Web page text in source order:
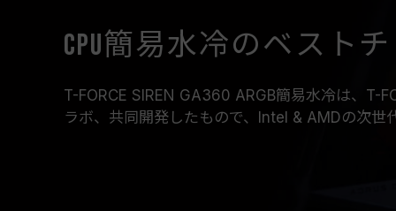
CPU簡易水冷のベスト
T-FORCE SIREN GA360 ARGB簡易水冷は、T-
ラボ、共同開発したもので、Intel & AMDの次世